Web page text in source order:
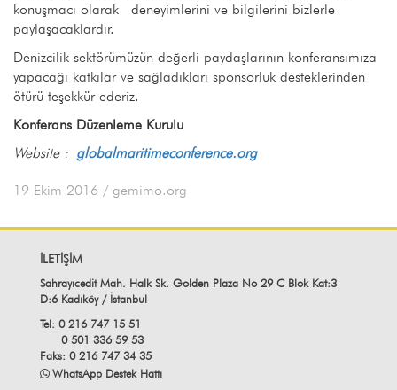
konuşmacı olarak deneyimlerini ve bilgilerini bizlerle
paylaşacaklardır.
Denizcilik sektörümüzün değerli paydaşlarının konferansımıza
yapacağı katkılar ve sağladıkları sponsorluk desteklerinden
ötürü teşekkür ederiz.
Konferans Düzenleme Kurulu
Website : globalmaritimeconference.org
19 Ekim 2016 / gemimo.org
İLETİŞİM
Sahrayıcedit Mah. Halk Sk. Golden Plaza No 29 C Blok Kat:3
D:6 Kadıköy / İstanbul
Tel: 0 216 747 15 51
0 501 336 59 53
Faks: 0 216 747 34 35
WhatsApp Destek Hattı